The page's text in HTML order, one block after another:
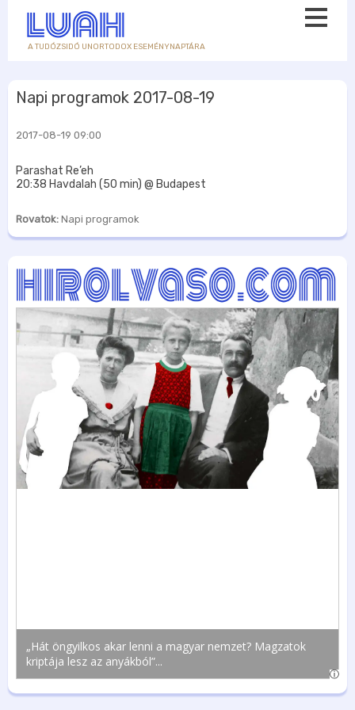
A TUDÓZSIDÓ UNORTODOX ESEMÉNYNAPTÁRA
Napi programok 2017-08-19
2017-08-19 09:00
Parashat Re’eh
20:38 Havdalah (50 min) @ Budapest
Rovatok: Napi programok